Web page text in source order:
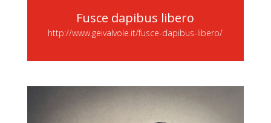
Fusce dapibus libero
http://www.geivalvole.it/fusce-dapibus-libero/